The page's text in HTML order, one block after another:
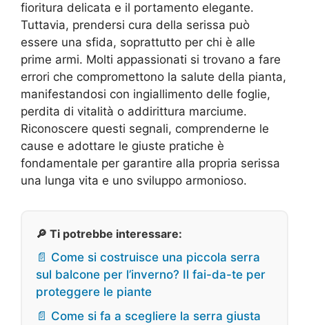
fioritura delicata e il portamento elegante.
Tuttavia, prendersi cura della serissa può
essere una sfida, soprattutto per chi è alle
prime armi. Molti appassionati si trovano a fare
errori che compromettono la salute della pianta,
manifestandosi con ingiallimento delle foglie,
perdita di vitalità o addirittura marciume.
Riconoscere questi segnali, comprenderne le
cause e adottare le giuste pratiche è
fondamentale per garantire alla propria serissa
una lunga vita e uno sviluppo armonioso.
🔎 Ti potrebbe interessare:
📄 Come si costruisce una piccola serra
sul balcone per l’inverno? Il fai-da-te per
proteggere le piante
📄 Come si fa a scegliere la serra giusta